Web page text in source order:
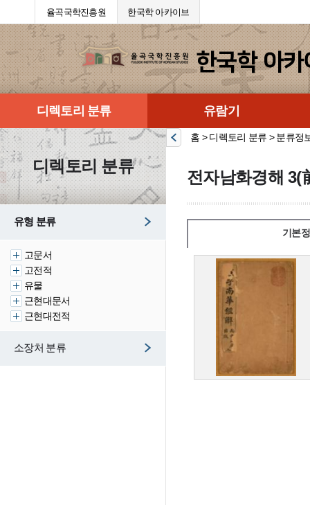
율곡국학진흥원 한국학 아카이브
디렉토리 분류 유람기
디렉토리 분류
유형 분류
고문서
고전적
유물
근현대문서
근현대전적
소장처 분류
홈 > 디렉토리 분류 > 분류정
전자남화경해 3(
기본